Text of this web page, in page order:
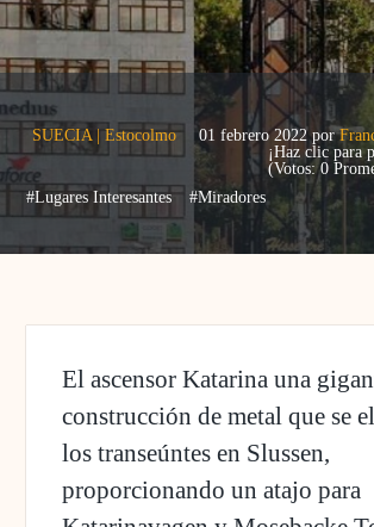
SUECIA|Estocolmo 01 febrero 2022por
¡Haz clic para
(Votos:0
#Lugares Interesantes
#Miradores
El ascensor Katarina una
construcción de metal que se
los transeúntes en Slussen,
proporcionando un atajo para